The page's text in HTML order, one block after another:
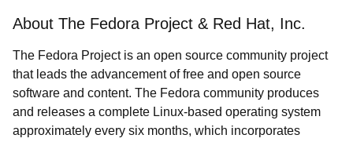
About The Fedora Project & Red Hat, Inc.
The Fedora Project is an open source community project
that leads the advancement of free and open source
software and content. The Fedora community produces
and releases a complete Linux-based operating system
approximately every six months, which incorporates